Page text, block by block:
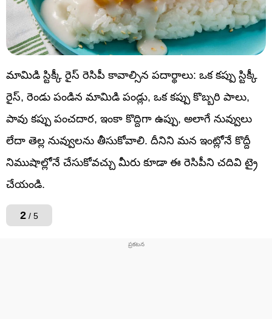
మామిడి స్టిక్కీ రైస్ రెసిపీ కావాల్సిన పదార్థాలు: ఒక కప్పు స్టిక్కీ
రైస్, రెండు పండిన మామిడి పండ్లు, ఒక కప్పు కొబ్బరి పాలు,
పావు కప్పు పంచదార, ఇంకా కొద్దిగా ఉప్పు, అలాగే నువ్వులు
లేదా తెల్ల నువ్వులను తీసుకోవాలి. దీనిని మన ఇంట్లోనే కొద్దీ
నిముషాల్లోనే చేసుకోవచ్చు మీరు కూడా ఈ రెసిపీని చదివి ట్రై
చేయండి.
2 / 5